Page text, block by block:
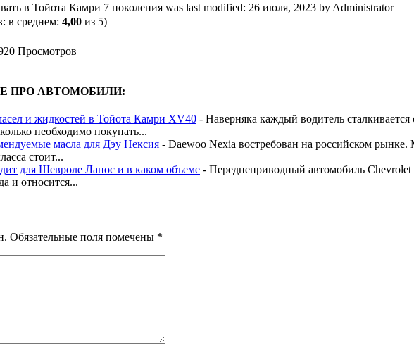
в Тойота Камри 7 поколения was last modified: 26 июля, 2023 by Administrator
в среднем: 4,00 из 5)
Просмотров
ПРО АВТОМОБИЛИ:
и жидкостей в Тойота Камри XV40 - Наверняка каждый водитель
необходимо покупать...
масла для Дэу Нексия - Daewoo Nexia востребован на российском
стоит...
для Шевроле Ланос и в каком объеме - Переднеприводный автомобиль Chevrolet
и относится...
Обязательные поля помечены *